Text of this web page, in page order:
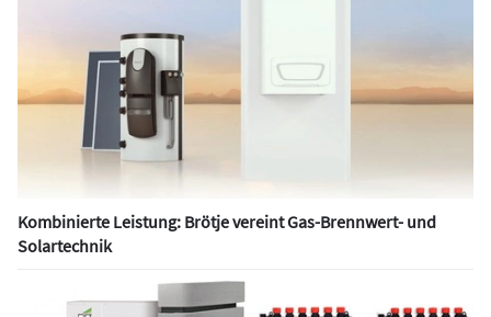
Kombinierte Leistung: Brötje vereint Gas-Brennwert- und
Solartechnik